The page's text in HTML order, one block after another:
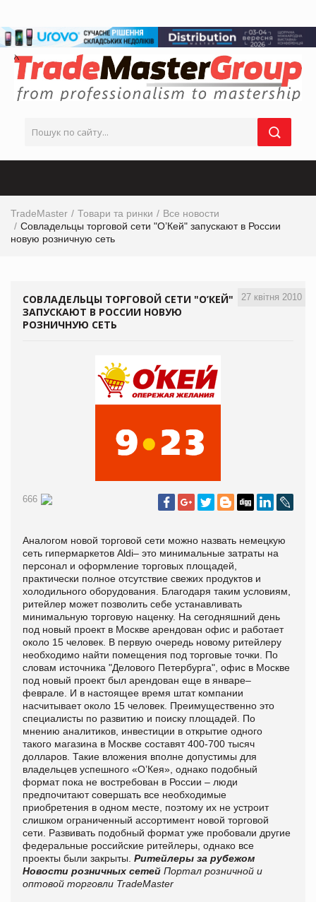
TradeMaster Товари та ринки
Все новости
Совладельцы торговой сети "О’Кей" запускают в России
новую розничную сеть
27 квітня 2010
СОВЛАДЕЛЬЦЫ ТОРГОВОЙ СЕТИ "О’КЕЙ"
ЗАПУСКАЮТ В РОССИИ НОВУЮ
РОЗНИЧНУЮ СЕТЬ
666
Аналогом новой торговой сети можно назвать немецкую
сеть гипермаркетов Aldi– это минимальные затраты на
персонал и оформление торговых площадей,
практически полное отсутствие свежих продуктов и
холодильного оборудования. Благодаря таким условиям,
ритейлер может позволить себе устанавливать
минимальную торговую наценку. На сегодняшний день
под новый проект в Москве арендован офис и работает
около 15 человек. В первую очередь новому ритейлеру
необходимо найти помещения под торговые точки. По
словам источника "Делового Петербурга", офис в Москве
под новый проект был арендован еще в январе–
феврале. И в настоящее время штат компании
насчитывает около 15 человек. Преимущественно это
специалисты по развитию и поиску площадей. По
мнению аналитиков, инвестиции в открытие одного
такого магазина в Москве составят 400-700 тысяч
долларов. Такие вложения вполне допустимы для
владельцев успешного «О’Кея», однако подобный
формат пока не востребован в России – люди
предпочитают совершать все необходимые
приобретения в одном месте, поэтому их не устроит
слишком ограниченный ассортимент новой торговой
сети. Развивать подобный формат уже пробовали другие
федеральные российские ритейлеры, однако все
проекты были закрыты. Ритейлеры за рубежом
Новости розничных сетей Портал розничной и
оптовой торговли TradeMaster